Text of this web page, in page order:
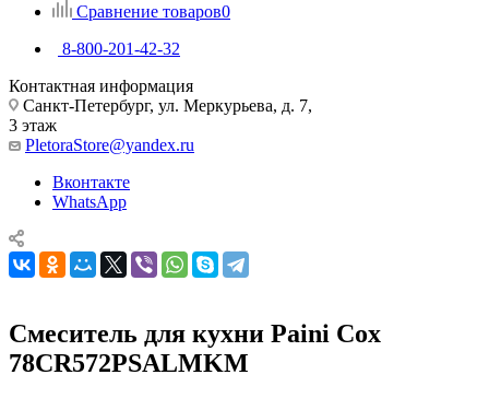
Сравнение товаров0
8-800-201-42-32
Контактная информация
Санкт-Петербург, ул. Меркурьева, д. 7,
3 этаж
PletoraStore@yandex.ru
Вконтакте
WhatsApp
Смеситель для кухни Paini Cox
78CR572PSALMKM